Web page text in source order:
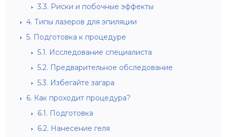
3.3. Риски и побочные эффекты
4. Типы лазеров для эпиляции
5. Подготовка к процедуре
5.1. Исследование специалиста
5.2. Предварительное обследование
5.3. Избегайте загара
6. Как проходит процедура?
6.1. Подготовка
6.2. Нанесение геля